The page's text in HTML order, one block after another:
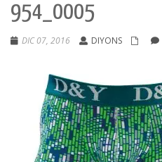
954_0005
DIC 07, 2016 DIYONS